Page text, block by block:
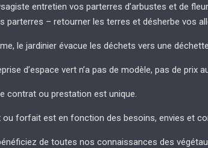
entretien vos parterres d’arbustes et de
parterres – retourner les terres et désherbe vos
le jardinier évacue les déchets vers une
d’espace vert n’a pas de modèle, pas de prix
contrat ou prestation est unique.
ou forfait est en fonction des besoins, envies et
de toutes nos connaissances des